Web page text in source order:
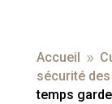
Accueil 9
sécurité
temps